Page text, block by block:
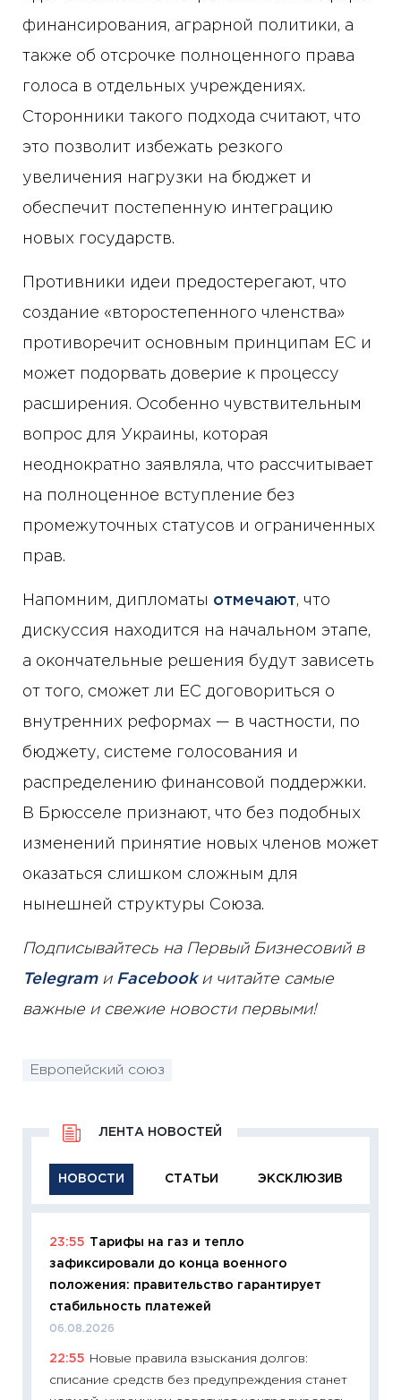
финансирования, аграрной политики, а
также об отсрочке полноценного права
голоса в отдельных учреждениях.
Сторонники такого подхода считают, что
это позволит избежать резкого
увеличения нагрузки на бюджет и
обеспечит постепенную интеграцию
новых государств.
Противники идеи предостерегают, что
создание «второстепенного членства»
противоречит основным принципам ЕС и
может подорвать доверие к процессу
расширения. Особенно чувствительным
вопрос для Украины, которая
неоднократно заявляла, что рассчитывает
на полноценное вступление без
промежуточных статусов и ограниченных
прав.
Напомним, дипломаты отмечают, что
дискуссия находится на начальном этапе,
а окончательные решения будут зависеть
от того, сможет ли ЕС договориться о
внутренних реформах — в частности, по
бюджету, системе голосования и
распределению финансовой поддержки.
В Брюсселе признают, что без подобных
изменений принятие новых членов может
оказаться слишком сложным для
нынешней структуры Союза.
Подписывайтесь на Первый Бизнесовий в
Telegramи Facebookи читайте самые
важные и свежие новости первыми!
Европейский союз
НОВОСТИ СТАТЬИ ЭКСКЛЮЗИВ
ЛЕНТА НОВОСТЕЙ
23:55
Тарифы на газ и тепло
зафиксировали до конца военного
положения: правительство гарантирует
стабильность платежей
06.08.2026
22:55
Новые правила взыскания долгов:
списание средств без предупреждения станет